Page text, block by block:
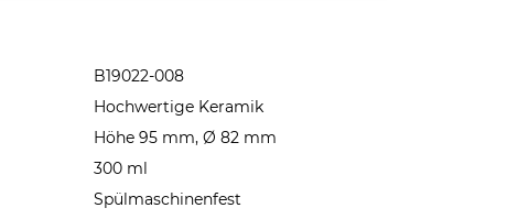
B19022-008
Hochwertige Keramik
Höhe 95 mm, Ø 82 mm
300 ml
Spülmaschinenfest